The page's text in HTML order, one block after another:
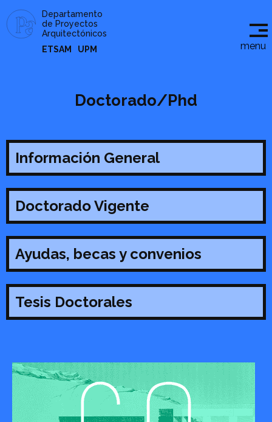
Departamento
de Proyectos
Arquitectónicos
ETSAM
UPM menu
Doctorado/Phd
Información General
Doctorado Vigente
Ayudas, becas y convenios
Tesis Doctorales